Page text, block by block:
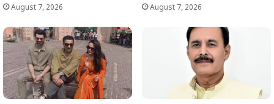
August 7, 2026 August 7, 2026